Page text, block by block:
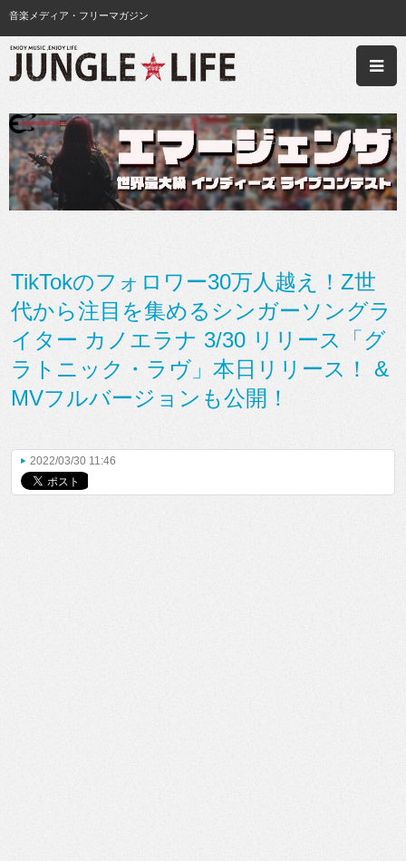
音楽メディア・フリーマガジン
TikTokのフォロワー30万人越え！Z世
代から注目を集めるシンガーソングラ
イター カノエラナ 3/30 リリース「グ
ラトニック・ラヴ」本日リリース！ &
MVフルバージョンも公開！
2022/03/30 11:46